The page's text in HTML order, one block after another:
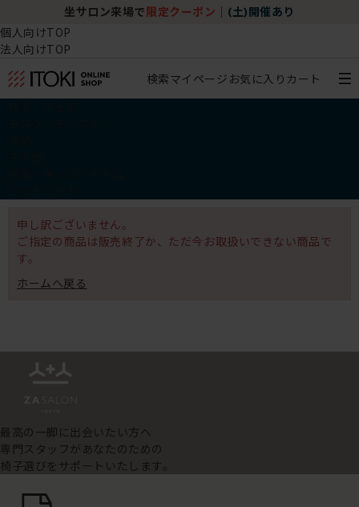
坐サロン来場で 限定クーポン (土)開催あり
個人向けTOP
法人向けTOP
検索マイページ お気に入り カート
申し訳ございません。
ご指定の商品は販売終了か、ただ今お取扱いできない商品で
す。
ホームへ戻る
最高の一脚に出会いたい方へ
専門スタッフがあなたのための
椅子選びをサポートいたします。